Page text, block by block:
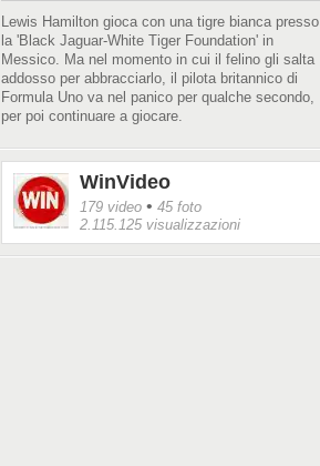
Lewis Hamilton gioca con una tigre bianca presso
la 'Black Jaguar-White Tiger Foundation' in
Messico. Ma nel momento in cui il felino gli salta
addosso per abbracciarlo, il pilota britannico di
Formula Uno va nel panico per qualche secondo,
per poi continuare a giocare.
WinVideo
179 video • 45 foto
2.115.125 visualizzazioni